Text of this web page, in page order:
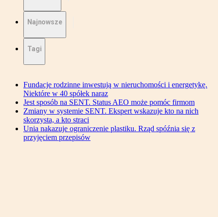
Najnowsze
Tagi
Fundacje rodzinne inwestują w nieruchomości i energetykę.
Niektóre w 40 spółek naraz
Jest sposób na SENT. Status AEO może pomóc firmom
Zmiany w systemie SENT. Ekspert wskazuje kto na nich
skorzysta, a kto straci
Unia nakazuje ograniczenie plastiku. Rząd spóźnia się z
przyjęciem przepisów